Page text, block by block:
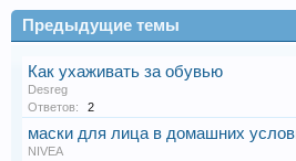
Предыдущие темы
Как ухаживать за обувью
Desreg
Ответов:
2
маски для лица в домашних
NIVEA